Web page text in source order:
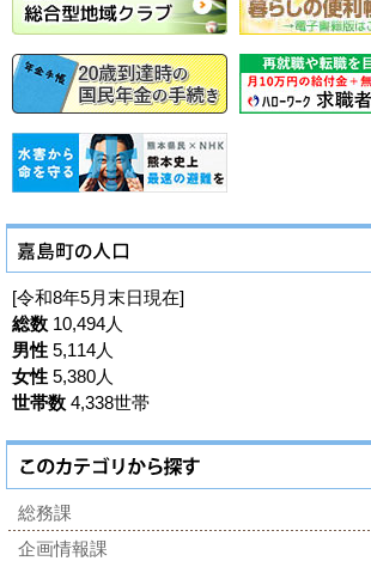
[令和8年5月末日現在]
総数 10,494人
男性 5,114人
女性 5,380人
世帯数 4,338世帯
総務課
企画情報課